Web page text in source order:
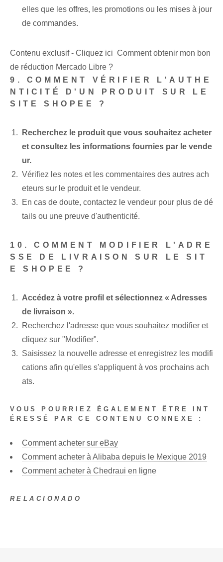
elles que les offres, les promotions ou les mises à jour
de commandes.
Contenu exclusif - Cliquez ici Comment obtenir mon bon
de réduction Mercado Libre ?
9. COMMENT VÉRIFIER L'AUTHE
NTICITÉ D'UN PRODUIT SUR LE
SITE SHOPEE ?
Recherchez le produit que vous souhaitez acheter
et consultez les informations fournies par le vende
ur.
Vérifiez les notes et les commentaires des autres ach
eteurs sur le produit et le vendeur.
En cas de doute, contactez le vendeur pour plus de dé
tails ou une preuve d'authenticité.
10. COMMENT MODIFIER L'ADRE
SSE DE LIVRAISON SUR LE SIT
E SHOPEE ?
Accédez à votre profil et sélectionnez « Adresses
de livraison ».
Recherchez l'adresse que vous souhaitez modifier et
cliquez sur "Modifier".
Saisissez la nouvelle adresse et enregistrez les modifi
cations afin qu'elles s'appliquent à vos prochains ach
ats.
VOUS POURRIEZ ÉGALEMENT ÊTRE INT
ÉRESSÉ PAR CE CONTENU CONNEXE :
Comment acheter sur eBay
Comment acheter à Alibaba depuis le Mexique 2019
Comment acheter à Chedraui en ligne
RELACIONADO